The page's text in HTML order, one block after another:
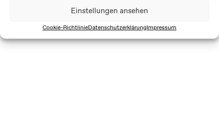
Einstellungen ansehen
Cookie-RichtlinieDatenschutzerklärungImpressum